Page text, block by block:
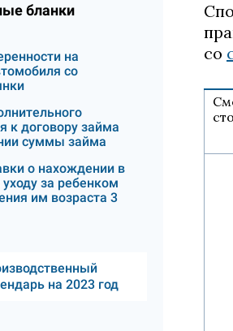
бланки
на
со
к договору займа
суммы займа
о нахождении в
уходу за ребенком
им возраста 3
на 2023 год
со